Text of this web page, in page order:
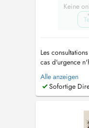
Keine
Les
cas d'urgence
par mail:
288559-1 Merci
Dr Pamela
sauf urgences
Alle anzeigen
Sofortige